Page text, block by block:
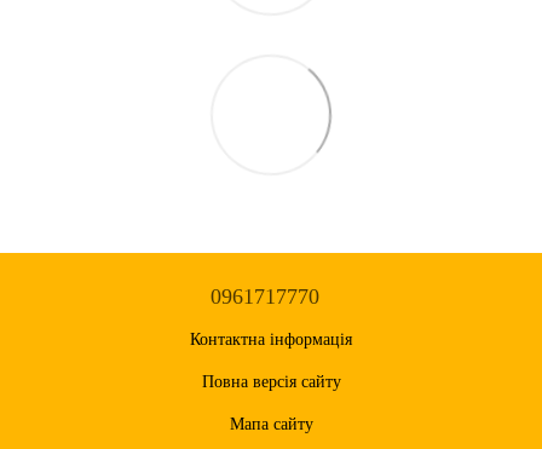
0961717770
Контактна інформація
Повна версія сайту
Мапа сайту